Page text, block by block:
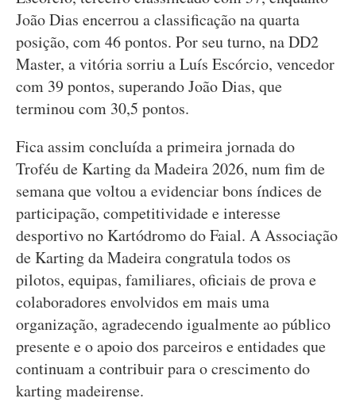
João Dias encerrou a classificação na quarta
posição, com 46 pontos. Por seu turno, na DD2
Master, a vitória sorriu a Luís Escórcio, vencedor
com 39 pontos, superando João Dias, que
terminou com 30,5 pontos.
Fica assim concluída a primeira jornada do
Troféu de Karting da Madeira 2026, num fim de
semana que voltou a evidenciar bons índices de
participação, competitividade e interesse
desportivo no Kartódromo do Faial. A Associação
de Karting da Madeira congratula todos os
pilotos, equipas, familiares, oficiais de prova e
colaboradores envolvidos em mais uma
organização, agradecendo igualmente ao público
presente e o apoio dos parceiros e entidades que
continuam a contribuir para o crescimento do
karting madeirense.